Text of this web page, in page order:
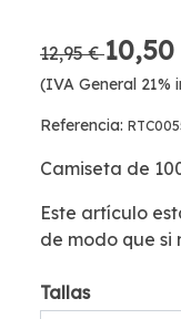
12,95 €
(IVA General 21%
Referencia:
Camiseta de
Este artículo
de modo que si
Tallas